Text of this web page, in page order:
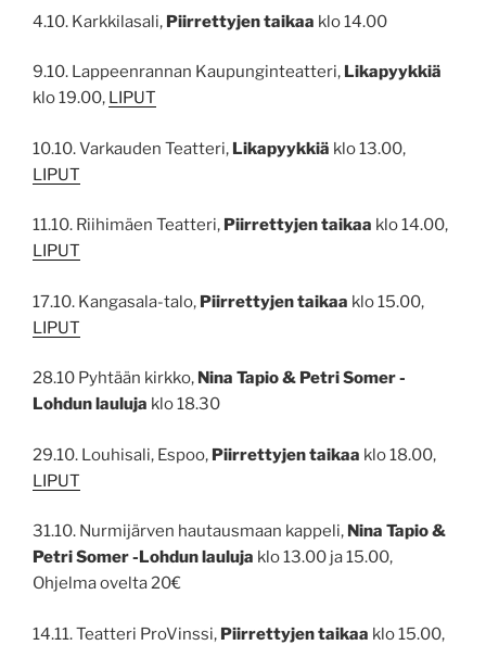
4.10. Karkkilasali, Piirrettyjen taikaa klo 14.00
9.10. Lappeenrannan Kaupunginteatteri, Likapyykkiä
klo 19.00, LIPUT
10.10. Varkauden Teatteri, Likapyykkiä klo 13.00,
LIPUT
11.10. Riihimäen Teatteri, Piirrettyjen taikaa klo 14.00,
LIPUT
17.10. Kangasala-talo, Piirrettyjen taikaa klo 15.00,
LIPUT
28.10 Pyhtään kirkko, Nina Tapio & Petri Somer -
Lohdun lauluja klo 18.30
29.10. Louhisali, Espoo, Piirrettyjen taikaa klo 18.00,
LIPUT
31.10. Nurmijärven hautausmaan kappeli, Nina Tapio &
Petri Somer -Lohdun lauluja klo 13.00 ja 15.00,
Ohjelma ovelta 20€
14.11. Teatteri ProVinssi, Piirrettyjen taikaa klo 15.00,